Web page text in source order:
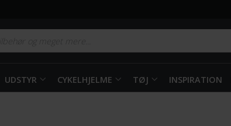
UDSTYR CYKELHJELME TØJ INSPIRATION